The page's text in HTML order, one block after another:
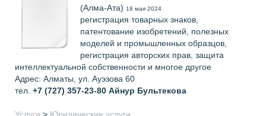
(Алма-Ата) 18 мая 2024
регистрация товарных знаков,
патентование изобретений, полезных
моделей и промышленных образцов,
регистрация авторских прав, защита
интеллектуальной собственности и многое другое
Адрес: Алматы, ул. Ауэзова 60
тел. +7 (727) 357-23-80 Айнур Бультекова